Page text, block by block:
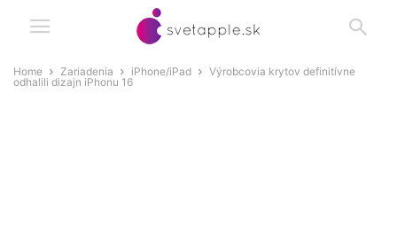
Home Zariadenia iPhone/iPad
Výrobcovia krytov definitívne
odhalili dizajn iPhonu 16